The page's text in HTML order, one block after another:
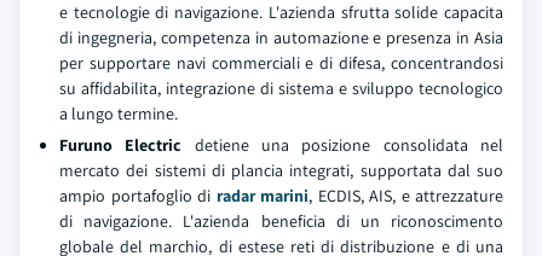
e tecnologie di navigazione. L'azienda sfrutta solide capacita
di ingegneria, competenza in automazione e presenza in Asia
per supportare navi commerciali e di difesa, concentrandosi
su affidabilita, integrazione di sistema e sviluppo tecnologico
a lungo termine.
Furuno Electric detiene una posizione consolidata nel
mercato dei sistemi di plancia integrati, supportata dal suo
ampio portafoglio di radar marini, ECDIS, AIS, e attrezzature
di navigazione. L'azienda beneficia di un riconoscimento
globale del marchio, di estese reti di distribuzione e di una